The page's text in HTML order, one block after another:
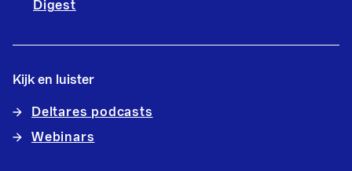
Digest
Kijk en luister
Deltares podcasts
Webinars